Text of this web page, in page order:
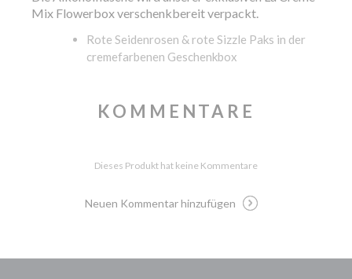
Mix Flowerbox verschenkbereit verpackt.
Rote Seidenrosen & rote Sizzle Paks in der
cremefarbenen Geschenkbox
KOMMENTARE
Dieses Produkt hat keine Kommentare
Neuen Kommentar hinzufügen